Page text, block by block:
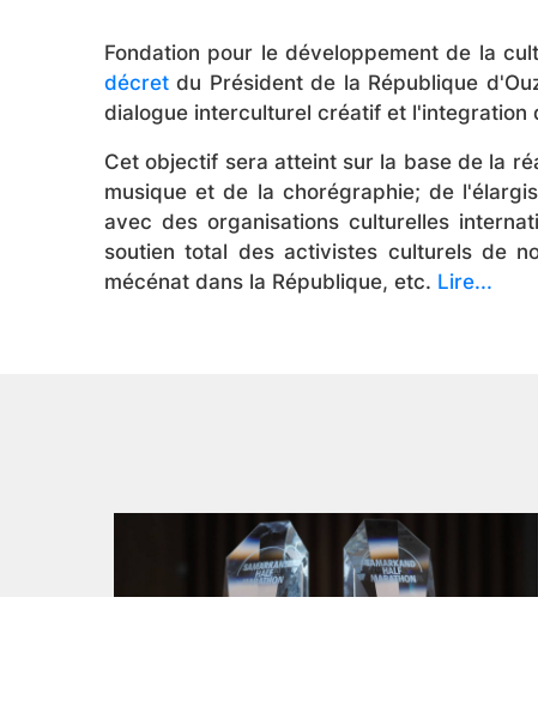
Fondation pour le développement de la
décret du Président de la République
dialogue interculturel créatif et
Cet objectif sera atteint sur la base de la
musique et de la chorégraphie; de
avec des organisations culturelles
soutien total des activistes culturels de
mécénat dans la République, etc. Lire...